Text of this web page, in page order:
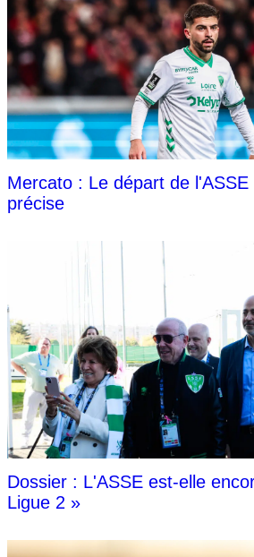
Mercato : Le départ de
précise
Dossier : L'ASSE est-elle
Ligue 2 »